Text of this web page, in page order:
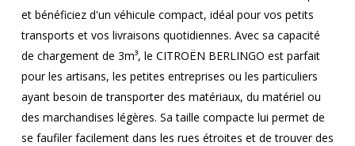
et bénéficiez d'un véhicule compact, idéal pour vos petits
transports et vos livraisons quotidiennes. Avec sa capacité
de chargement de 3m³, le CITROËN BERLINGO est parfait
pour les artisans, les petites entreprises ou les particuliers
ayant besoin de transporter des matériaux, du matériel ou
des marchandises légères. Sa taille compacte lui permet de
se faufiler facilement dans les rues étroites et de trouver des